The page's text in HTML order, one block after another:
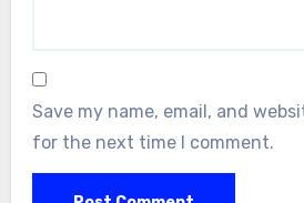
Save my name, email, and
for the next time I comment.